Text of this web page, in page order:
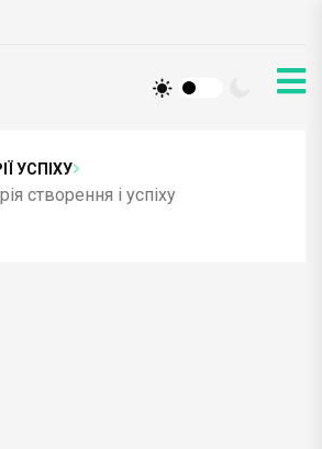
УСПІХУ
створення і успіху